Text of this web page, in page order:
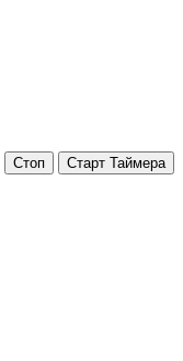
Стоп Старт Таймера